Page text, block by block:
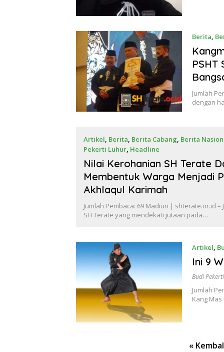
Berita,
PSHT
Jumlah
dengan
Artikel, Berita, Berita Cabang, Berita
Pekerti Luhur, Headline
16 Juli 2021
Nilai Kerohanian SH Terate
Membentuk Warga Menjadi
Akhlaqul Karimah
Jumlah Pembaca: 69 Madiun | shterate.or.id –
SH Terate yang mendekati jutaan pada…
Artikel,
Ini 9
Budi
Jumlah
Kang Mas
«